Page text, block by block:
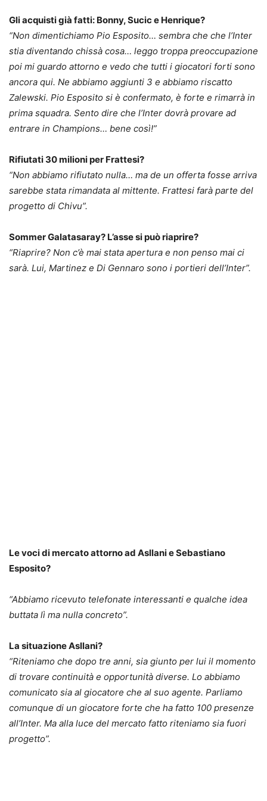
Gli acquisti già fatti: Bonny, Sucic e Henrique?
“Non dimentichiamo Pio Esposito… sembra che che l’Inter
stia diventando chissà cosa… leggo troppa preoccupazione
poi mi guardo attorno e vedo che tutti i giocatori forti sono
ancora qui. Ne abbiamo aggiunti 3 e abbiamo riscatto
Zalewski. Pio Esposito si è confermato, è forte e rimarrà in
prima squadra. Sento dire che l’Inter dovrà provare ad
entrare in Champions… bene così!”
Rifiutati 30 milioni per Frattesi?
“Non abbiamo rifiutato nulla… ma de un offerta fosse arriva
sarebbe stata rimandata al mittente. Frattesi farà parte del
progetto di Chivu”.
Sommer Galatasaray? L’asse si può riaprire?
“Riaprire? Non c’è mai stata apertura e non penso mai ci
sarà. Lui, Martinez e Di Gennaro sono i portieri dell’Inter”.
Le voci di mercato attorno ad Asllani e Sebastiano
Esposito?
“Abbiamo ricevuto telefonate interessanti e qualche idea
buttata lì ma nulla concreto”.
La situazione Asllani?
“Riteniamo che dopo tre anni, sia giunto per lui il momento
di trovare continuità e opportunità diverse. Lo abbiamo
comunicato sia al giocatore che al suo agente. Parliamo
comunque di un giocatore forte che ha fatto 100 presenze
all’Inter. Ma alla luce del mercato fatto riteniamo sia fuori
progetto”.